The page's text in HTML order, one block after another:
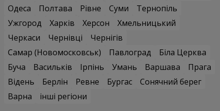
Одеса
Полтава Рівне Суми
Тернопіль
Ужгород
Харків Херсон
Хмельницький
Черкаси
Чернівці
Чернігів
Самар (Новомосковськ)
Павлоград
Біла Церква
Буча
Васильків Ірпінь Умань Варшава
Прага
Відень
Берлін Ревне Бургас
Сонячний берег
Варна
інші регіони